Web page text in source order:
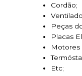
Cordão;
Peças
Placas
Motores
Etc;